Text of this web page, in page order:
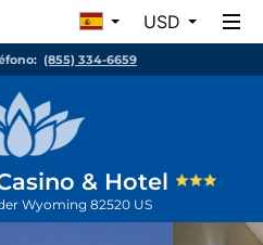
USD
(855) 334-6659
& Hotel
Wyoming 82520 US